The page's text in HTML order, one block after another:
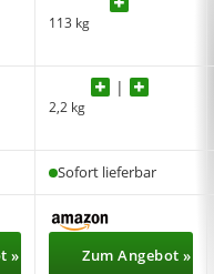
113 kg
2,2 kg
Sofort lieferbar
»
Zum Angebot »